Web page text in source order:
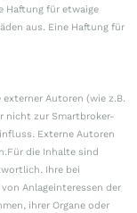
Haftung für etwaige
aus. Eine Haftung für
Autoren (wie z.B.
nicht zur Smartbroker-
Externe Autoren
die Inhalte sind
Ihre bei
Anlageinteressen der
ihrer Organe oder